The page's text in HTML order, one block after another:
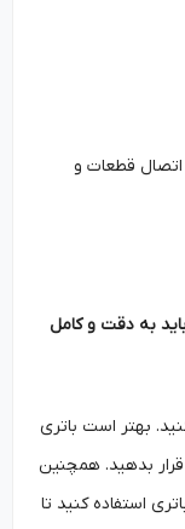
قطعات و
دقت و کامل
است باتری
بدهید. همچنین
کنید تا